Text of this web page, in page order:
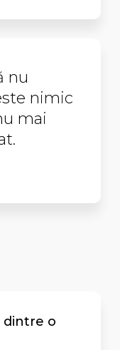
nu
nimic
mai
dintre o